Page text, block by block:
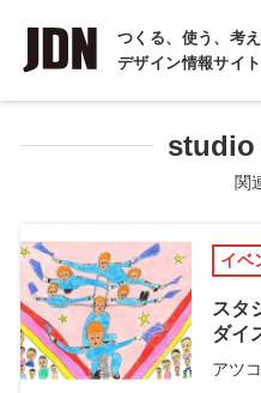
つくる、使う、考
デザイン情報サイト
INTERVIEW
インタビュー
REPORT
コラム
studio
関
イベ
スタ
ダイ
アツ